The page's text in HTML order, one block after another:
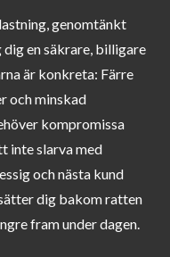
genomtänkt
en säkrare, billigare
är konkreta: Färre
och minskad
kompromissa
inte slarva med
och nästa kund
dig bakom ratten
fram under dagen.